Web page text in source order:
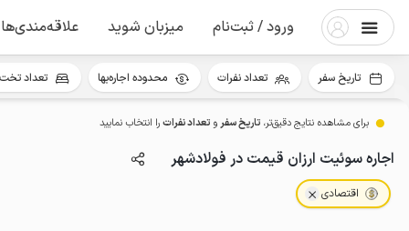
ورود / ثبت‌نام میزبان شوید علاقه‌مندی‌ها
برای مشاهده نتایج دقیق‌تر، تاریخ سفرو تعداد نفراترا انتخاب نمایید
اجاره سوئیت ارزان قیمت در فولادشهر
اقتصادی
تاریخ سفر تعداد نفرات محدوده اجاره‌بها تعداد تخت